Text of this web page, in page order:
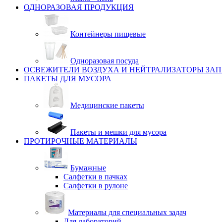
ОДНОРАЗОВАЯ ПРОДУКЦИЯ
Контейнеры пищевые
Одноразовая посуда
ОСВЕЖИТЕЛИ ВОЗДУХА И НЕЙТРАЛИЗАТОРЫ
ПАКЕТЫ ДЛЯ МУСОРА
Медицинские пакеты
Пакеты и мешки для мусора
ПРОТИРОЧНЫЕ МАТЕРИАЛЫ
Бумажные
Салфетки в пачках
Салфетки в рулоне
Материалы для специальных задач